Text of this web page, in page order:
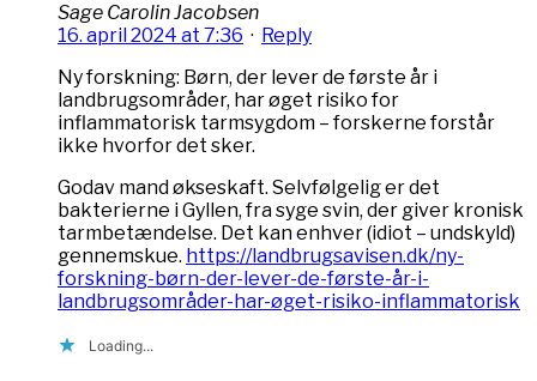
Sage Carolin Jacobsen
16. april 2024 at 7:36 · Reply
Ny forskning: Børn, der lever de første år i
landbrugsområder, har øget risiko for
inflammatorisk tarmsygdom – forskerne forstår
ikke hvorfor det sker.
Godav mand økseskaft. Selvfølgelig er det
bakterierne i Gyllen, fra syge svin, der giver kronisk
tarmbetændelse. Det kan enhver (idiot – undskyld)
gennemskue. https://landbrugsavisen.dk/ny-
forskning-børn-der-lever-de-første-år-i-
landbrugsområder-har-øget-risiko-inflammatorisk
Loading...